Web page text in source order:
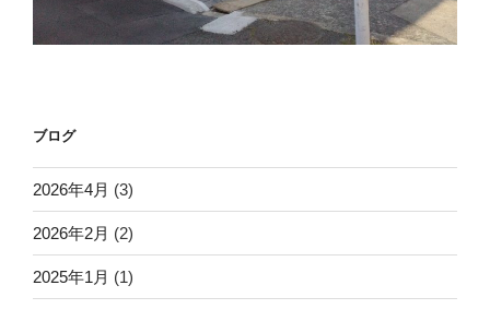
ブログ
2026年4月 (3)
2026年2月 (2)
2025年1月 (1)